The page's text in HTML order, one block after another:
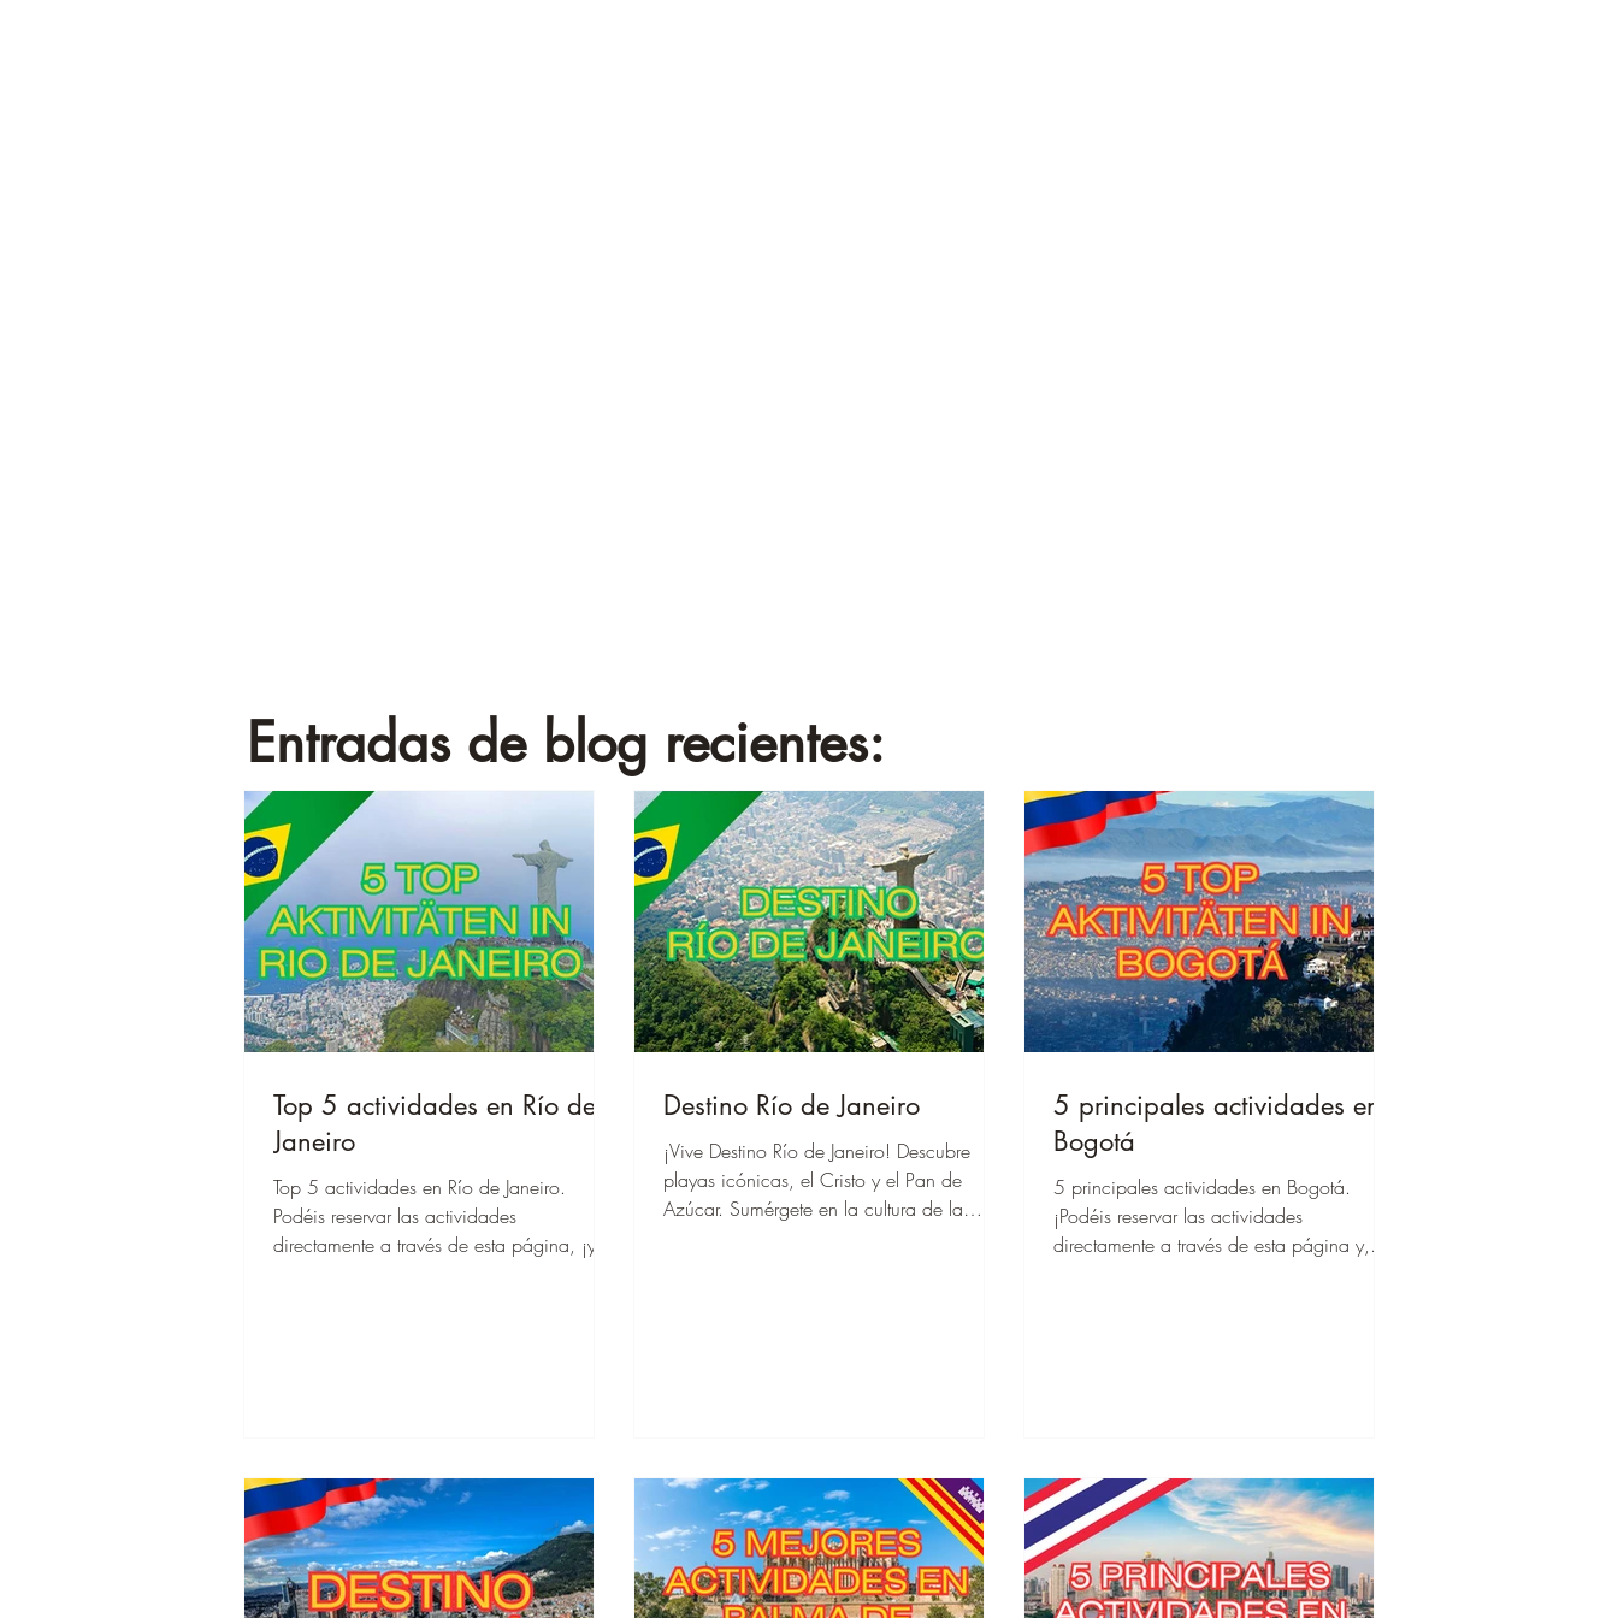
Top 5 actividades en Río de
Janeiro
Top 5 actividades en Río de Janeiro.
Podéis reservar las actividades
directamente a través de esta página, ¡y
Destino Río de Janeiro
¡Vive Destino Río de Janeiro! Descubre
playas icónicas, el Cristo y el Pan de
Azúcar. Sumérgete en la cultura de la
5 principales actividades en
Bogotá
5 principales actividades en Bogotá.
¡Podéis reservar las actividades
directamente a través de esta página y,
Entradas de blog recientes: